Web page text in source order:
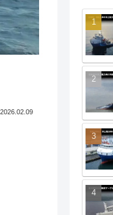
2026.02.09